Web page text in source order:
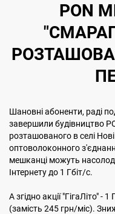
PON
Шановні абоненти, раді
завершили будівництво
розташованого в селі Нові
оптоволоконного
мешканці можуть
Інтернету до 1 Гбіт/с.
А згідно акції "ГігаЛіто" -
(замість 245 грн/міс).